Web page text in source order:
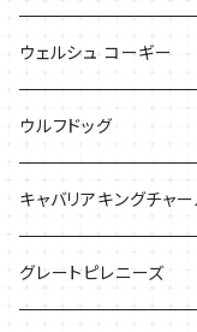
ケース
バッグ
Tシャツ
ケース
バッグ
ウェルシュ コーギー
Tシャツ
バッグ
ケース
ウルフドッグ
Tシャツ
キャバリアキングチャ
バッグ
グレートピレニーズ